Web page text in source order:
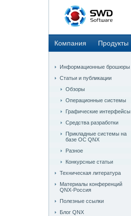
Компания Продукты
Информационные брошюры
Статьи и публикации
Обзоры
Операционные системы
Графические интерфейсы
Средства разработки
Прикладные системы на
базе ОС QNX
Разное
Конкурсные статьи
Техническая литература
Материалы конференций
QNX-Россия
Полезные ссылки
Блог QNX